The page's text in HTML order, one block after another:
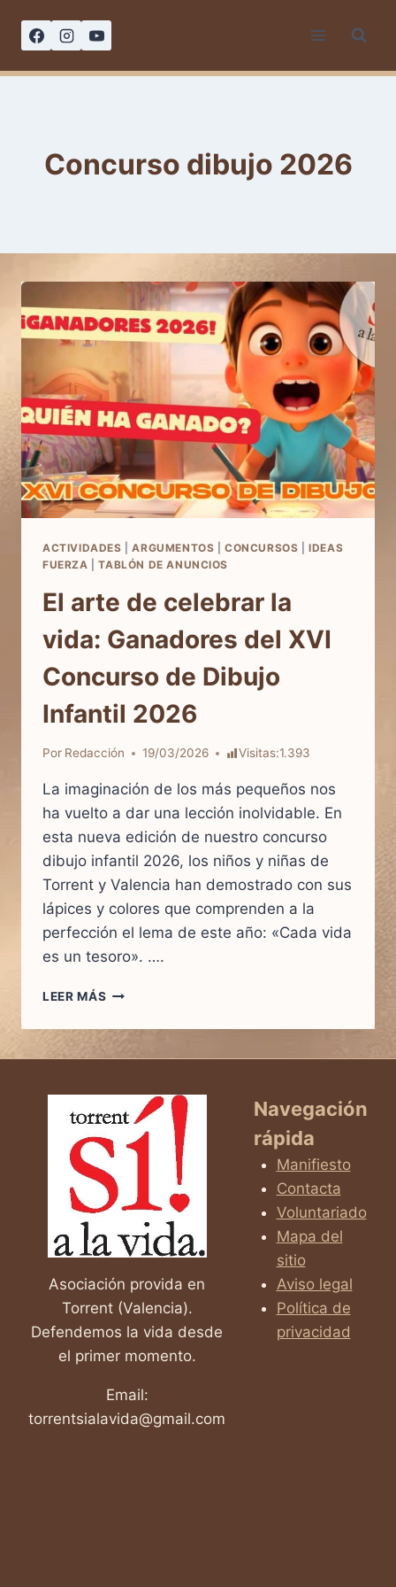
Concurso dibujo 2026
ACTIVIDADES |ARGUMENTOS |CONCURSOS |IDEAS
FUERZA
|TABLÓN DE ANUNCIOS
El arte de celebrar la
vida: Ganadores del XVI
Concurso de Dibujo
Infantil 2026
Por Redacción 19/03/2026 Visitas:1.393
La imaginación de los más pequeños nos
ha vuelto a dar una lección inolvidable. En
esta nueva edición de nuestro concurso
dibujo infantil 2026, los niños y niñas de
Torrent y Valencia han demostrado con sus
lápices y colores que comprenden a la
perfección el lema de este año: «Cada vida
es un tesoro». ….
LEER MÁS
DE
CELEBRAR
GANADORES
DEL
XVI
CONCURSO
DE
DIBUJO
INFANTIL
2026
Asociación provida en
Torrent (Valencia).
Defendemos la vida desde
el primer momento.
Email:
torrentsialavida@gmail.com
Navegación
rápida
Manifiesto
Contacta
Voluntariado
Mapa del
sitio
Aviso legal
Política de
privacidad